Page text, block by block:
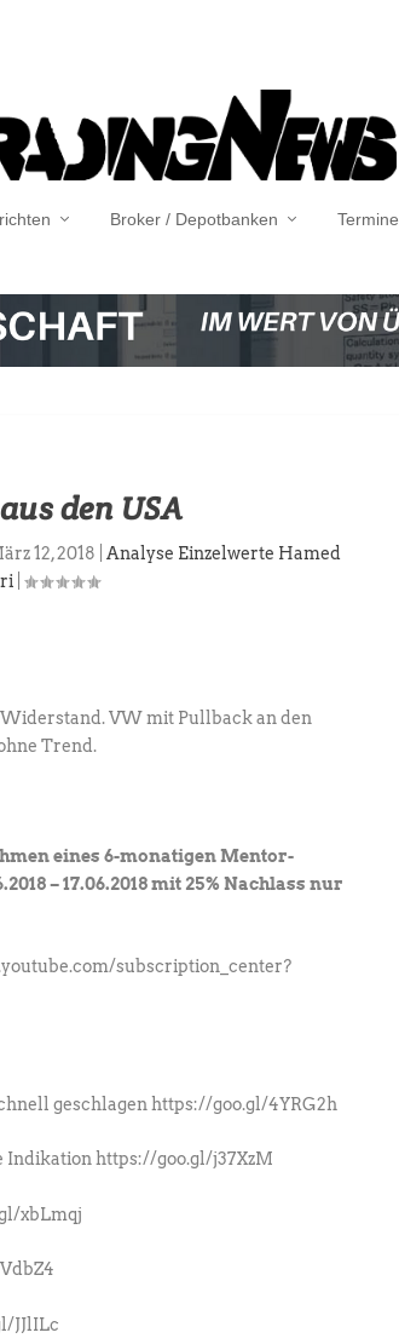
Broker / Depotbanken Termine
den USA
12, 2018
Analyse Einzelwerte Hamed
VW mit Pullback an den
Trend.
eines 6-monatigen Mentor-
– 17.06.2018 mit 25% Nachlass nur
subscription_center?
geschlagen https://goo.gl/4YRG2h
Indikation https://goo.gl/j37XzM
xbLmqj
JJlILc